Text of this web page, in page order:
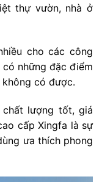
thự vườn, nhà ở
cho các công
những đặc điểm
có được.
lượng tốt, giá
cấp Xingfa là sự
ưa thích phong